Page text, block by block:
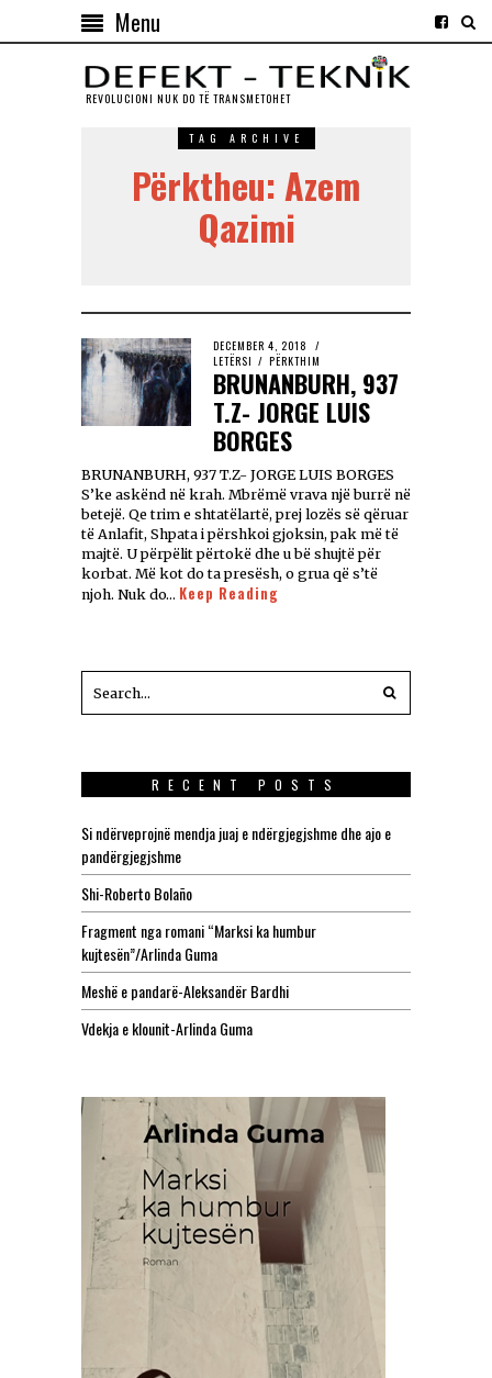
Menu
REVOLUCIONI NUK DO TЁ TRANSMETOHET
TAG ARCHIVE
Përktheu: Azem
Qazimi
DECEMBER 4, 2018
LETËRSI / PËRKTHIM
BRUNANBURH, 937
T.Z- JORGE LUIS
BORGES
BRUNANBURH, 937 T.Z- JORGE LUIS BORGES
S’ke askënd në krah. Mbrëmë vrava një burrë në
betejë. Qe trim e shtatëlartë, prej lozës së qëruar
të Anlafit, Shpata i përshkoi gjoksin, pak më të
majtë. U përpëlit përtokë dhe u bë shujtë për
korbat. Më kot do ta presësh, o grua që s’të
njoh. Nuk do… Keep Reading
RECENT POSTS
Si ndërveprojnë mendja juaj e ndërgjegjshme dhe ajo e
pandërgjegjshme
Shi-Roberto Bolaño
Fragment nga romani “Marksi ka humbur
kujtesën”/Arlinda Guma
Meshë e pandarë-Aleksandër Bardhi
Vdekja e klounit-Arlinda Guma